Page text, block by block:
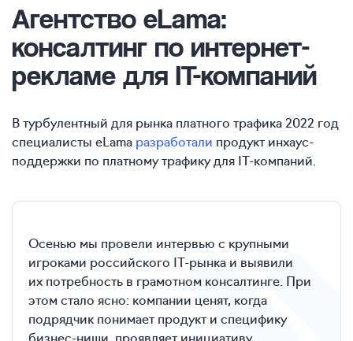
Агентство eLama:
консалтинг по интернет-
рекламе для IT-компаний
В турбулентный для рынка платного трафика 2022 год
специалисты eLama разработали продукт инхаус-
поддержки по платному трафику для IT-компаний.
Осенью мы провели интервью с крупными
игроками российского IT-рынка и выявили
их потребность в грамотном консалтинге. При
этом стало ясно: компании ценят, когда
подрядчик понимает продукт и специфику
бизнес-ниши, проявляет инициативу